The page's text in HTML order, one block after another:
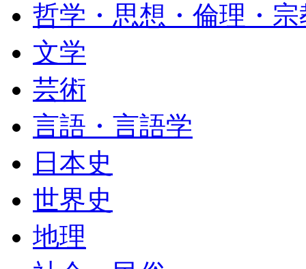
哲学・思想・倫理・宗
文学
芸術
言語・言語学
日本史
世界史
地理